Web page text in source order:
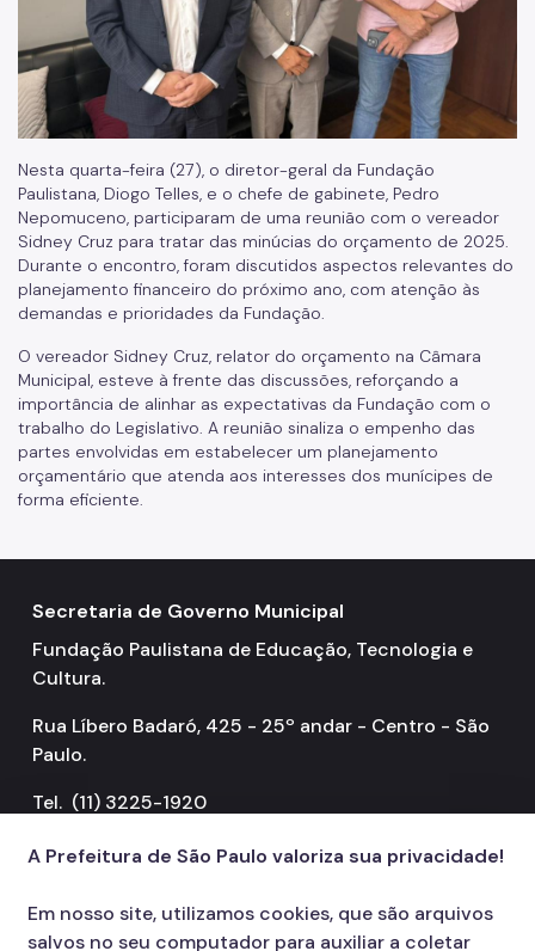
Nesta quarta-feira (27), o diretor-geral da Fundação
Paulistana, Diogo Telles, e o chefe de gabinete, Pedro
Nepomuceno, participaram de uma reunião com o vereador
Sidney Cruz para tratar das minúcias do orçamento de 2025.
Durante o encontro, foram discutidos aspectos relevantes do
planejamento financeiro do próximo ano, com atenção às
demandas e prioridades da Fundação.
O vereador Sidney Cruz, relator do orçamento na Câmara
Municipal, esteve à frente das discussões, reforçando a
importância de alinhar as expectativas da Fundação com o
trabalho do Legislativo. A reunião sinaliza o empenho das
partes envolvidas em estabelecer um planejamento
orçamentário que atenda aos interesses dos munícipes de
forma eficiente.
Secretaria de Governo Municipal
Fundação Paulistana de Educação, Tecnologia e
Cultura.
Rua Líbero Badaró, 425 - 25º andar - Centro - São
Paulo.
Tel. (11) 3225-1920
A Prefeitura de São Paulo valoriza sua privacidade!
Em nosso site, utilizamos cookies, que são arquivos
salvos no seu computador para auxiliar a coletar